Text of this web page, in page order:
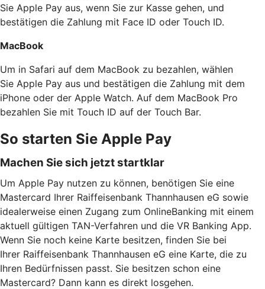
Sie Apple Pay aus, wenn Sie zur Kasse gehen, und
bestätigen die Zahlung mit Face ID oder Touch ID.
MacBook
Um in Safari auf dem MacBook zu bezahlen, wählen
Sie Apple Pay aus und bestätigen die Zahlung mit dem
iPhone oder der Apple Watch. Auf dem MacBook Pro
bezahlen Sie mit Touch ID auf der Touch Bar.
So starten Sie Apple Pay
Machen Sie sich jetzt startklar
Um Apple Pay nutzen zu können, benötigen Sie eine
Mastercard Ihrer Raiffeisenbank Thannhausen eG sowie
idealerweise einen Zugang zum OnlineBanking mit einem
aktuell gültigen TAN-Verfahren und die VR Banking App.
Wenn Sie noch keine Karte besitzen, finden Sie bei
Ihrer Raiffeisenbank Thannhausen eG eine Karte, die zu
Ihren Bedürfnissen passt. Sie besitzen schon eine
Mastercard? Dann kann es direkt losgehen.